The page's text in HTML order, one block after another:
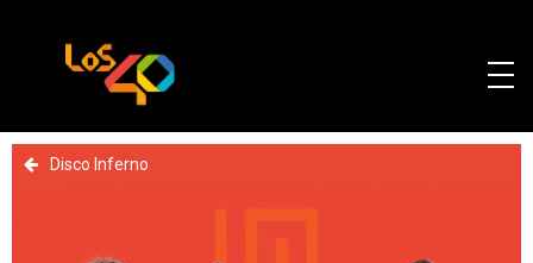
Disco Inferno